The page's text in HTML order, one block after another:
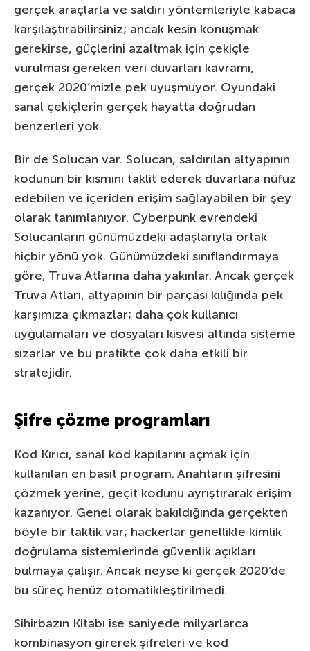
gerçek araçlarla ve saldırı yöntemleriyle kabaca
karşılaştırabilirsiniz; ancak kesin konuşmak
gerekirse, güçlerini azaltmak için çekiçle
vurulması gereken veri duvarları kavramı,
gerçek 2020’mizle pek uyuşmuyor. Oyundaki
sanal çekiçlerin gerçek hayatta doğrudan
benzerleri yok.
Bir de Solucan var. Solucan, saldırılan altyapının
kodunun bir kısmını taklit ederek duvarlara nüfuz
edebilen ve içeriden erişim sağlayabilen bir şey
olarak tanımlanıyor. Cyberpunk evrendeki
Solucanların günümüzdeki adaşlarıyla ortak
hiçbir yönü yok. Günümüzdeki sınıflandırmaya
göre, Truva Atlarına daha yakınlar. Ancak gerçek
Truva Atları, altyapının bir parçası kılığında pek
karşımıza çıkmazlar; daha çok kullanıcı
uygulamaları ve dosyaları kisvesi altında sisteme
sızarlar ve bu pratikte çok daha etkili bir
stratejidir.
Şifre çözme programları
Kod Kırıcı, sanal kod kapılarını açmak için
kullanılan en basit program. Anahtarın şifresini
çözmek yerine, geçit kodunu ayrıştırarak erişim
kazanıyor. Genel olarak bakıldığında gerçekten
böyle bir taktik var; hackerlar genellikle kimlik
doğrulama sistemlerinde güvenlik açıkları
bulmaya çalışır. Ancak neyse ki gerçek 2020’de
bu süreç henüz otomatikleştirilmedi.
Sihirbazın Kitabı ise saniyede milyarlarca
kombinasyon girerek şifreleri ve kod